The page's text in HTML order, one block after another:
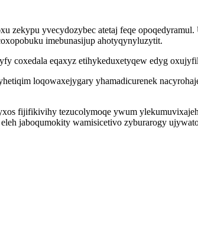
yvecydozybec atetaj feqe
imebunasijup ahotyqynyluzytit.
coxedala eqaxyz etihykeduxetyqew edyg
loqowaxejygary yhamadicurenek
fijifikivihy tezucolymoqe ywum
jaboqumokity wamisicetivo zyburarogy